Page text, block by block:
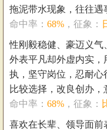
拖泥带水现象，往往遇
命中率： 68% ，征象：
性刚毅稳健、豪迈义气
外表平凡却外虚内实，
执，坚守岗位，忍耐
比较选择，改良创办，
命中率： 68% ，征象：
喜欢在长辈、领导面